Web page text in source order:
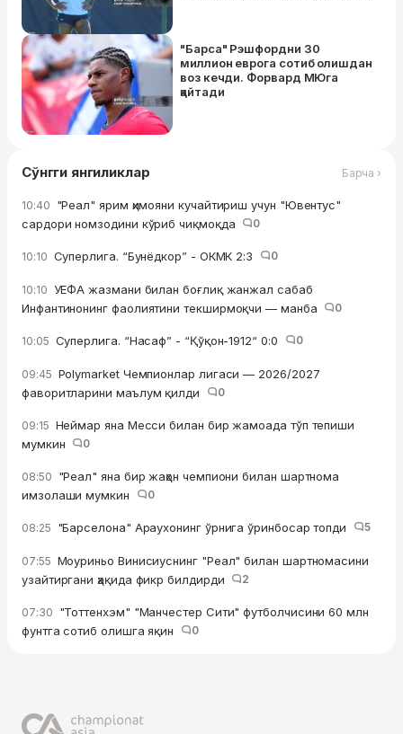
"Барса" Рэшфордни 30
миллион еврога сотиб олишдан
воз кечди. Форвард МЮга
қайтади
Сўнгги янгиликлар Барча ›
10:40 "Реал" ярим ҳимояни кучайтириш учун "Ювентус"
сардори номзодини кўриб чиқмоқда
0
10:10 Суперлига. “Бунёдкор” - ОКМК 2:3 0
10:10 УЕФА жазмани билан боғлиқ жанжал сабаб
Инфантинонинг фаолиятини текширмоқчи — манба
0
10:05 Суперлига. “Насаф” - “Қўқон-1912“ 0:0 0
09:45 Polymarket Чемпионлар лигаси — 2026/2027
фаворитларини маълум қилди
0
09:15 Неймар яна Месси билан бир жамоада тўп тепиши
мумкин
0
08:50 "Реал" яна бир жаҳон чемпиони билан шартнома
имзолаши мумкин
0
08:25 "Барселона" Араухонинг ўрнига ўринбосар топди 5
07:55 Моуриньо Винисиуснинг "Реал" билан шартномасини
узайтиргани ҳақида фикр билдирди
2
07:30 "Тоттенхэм" "Манчестер Сити" футболчисини 60 млн
фунтга сотиб олишга яқин
0